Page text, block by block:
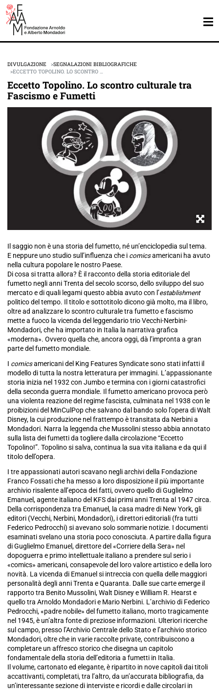
DIVULGAZIONE
SEGNALAZIONI BIBLIOGRAFICHE
ECCETTO TOPOLINO. LO SCONTRO …
Eccetto Topolino. Lo scontro culturale tra
Fascismo e Fumetti
Il saggio non è una storia del fumetto, né un’enciclopedia sul tema.
E neppure uno studio sull’influenza che i comicsamericani ha avuto
nella cultura popolare le nostro Paese.
Di cosa si tratta allora? È il racconto della storia editoriale del
fumetto negli anni Trenta del secolo scorso, dello sviluppo del suo
mercato e di quali legami questo abbia avuto con l’establishment
politico del tempo. Il titolo e sottotitolo dicono già molto, ma il libro,
oltre ad analizzare lo scontro culturale tra fumetto e fascismo
mette a fuoco la vicenda del leggendario trio Vecchi-Nerbini-
Mondadori, che ha importato in Italia la narrativa grafica
«moderna». Ovvero quella che, ancora oggi, dà l’impronta a gran
parte del fumetto mondiale.
I comicsamericani del King Features Syndicate sono stati infatti il
modello di tutta la nostra letteratura per immagini. L’appassionante
storia inizia nel 1932 con Jumbo e termina con i giorni catastrofici
della seconda guerra mondiale. Il fumetto americano provoca però
una violenta reazione del regime fascista, culminata nel 1938 con le
proibizioni del MinCulPop che salvano dal bando solo l’opera di Walt
Disney, la cui produzione nel frattempo è transitata da Nerbini a
Mondadori. Narra la leggenda che Mussolini stesso abbia annotato
sulla lista dei fumetti da togliere dalla circolazione “Eccetto
Topolino!”. Topolino si salva, continua la sua vita italiana e da qui il
titolo dell’opera.
I tre appassionati autori scavano negli archivi della Fondazione
Franco Fossati che ha messo a loro disposizione il più importante
archivio risalente all’epoca dei fatti, ovvero quello di Guglielmo
Emanuel, agente italiano del KFSdai primi anni Trenta al 1947 circa.
Della corrispondenza tra Emanuel, la casa madre di New York, gli
editori (Vecchi, Nerbini, Mondadori), i direttori editoriali (fra tutti
Federico Pedrocchi) si avevano solo sommarie notizie. I documenti
esaminati svelano una storia poco conosciuta. A partire dalla figura
di Guglielmo Emanuel, direttore del «Corriere della Sera» nel
dopoguerra e primo intellettuale italiano a prendere sul serio i
«comics» americani, consapevole del loro valore artistico e della loro
novità. La vicenda di Emanuel si intreccia con quella delle maggiori
personalità degli anni Trenta e Quaranta. Dalle sue carte emerge il
rapporto tra Benito Mussolini, Walt Disney e William R. Hearst e
quello tra Arnoldo Mondadori e Mario Nerbini. L’archivio di Federico
Pedrocchi, «padre nobile» del fumetto italiano, morto tragicamente
nel 1945, è un’altra fonte di preziose informazioni. Ulteriori ricerche
sul campo, presso l’Archivio Centrale dello Stato e l’archivio storico
Mondadori, oltre che in varie raccolte private, contribuiscono a
completare un affresco storico che disegna un capitolo
fondamentale della storia dell’editoria a fumetti in Italia.
Il volume, cartonato ed elegante, è ripartito in nove capitoli dai titoli
accattivanti, completati, tra l’altro, da un’accurata bibliografia, da
un’interessante sezione di interviste e ricordi e dalle circolari in